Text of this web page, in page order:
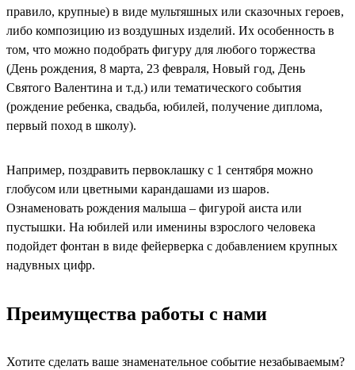
правило, крупные) в виде мультяшных или сказочных героев,
либо композицию из воздушных изделий. Их особенность в
том, что можно подобрать фигуру для любого торжества
(День рождения, 8 марта, 23 февраля, Новый год, День
Святого Валентина и т.д.) или тематического события
(рождение ребенка, свадьба, юбилей, получение диплома,
первый поход в школу).
Например, поздравить первоклашку с 1 сентября можно
глобусом или цветными карандашами из шаров.
Ознаменовать рождения малыша – фигурой аиста или
пустышки. На юбилей или именины взрослого человека
подойдет фонтан в виде фейерверка с добавлением крупных
надувных цифр.
Преимущества работы с нами
Хотите сделать ваше знаменательное событие незабываемым?